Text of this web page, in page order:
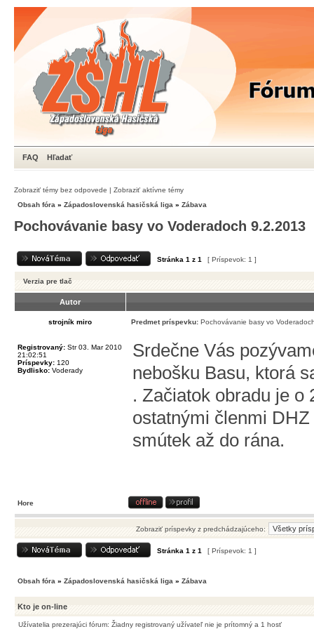
FAQ Hľadať
Zobraziť témy bez odpovede | Zobraziť aktívne témy
Obsah fóra » Západoslovenská hasičská liga » Zábava
Pochovávanie basy vo Voderadoch 9.2.2013
Stránka 1 z 1 [ Príspevok: 1 ]
Verzia pre tlač
Autor
strojník miro Predmet príspevku: Pochovávanie basy vo
Registrovaný: Str 03. Mar 2010
21:02:51
Príspevky: 120
Bydlisko: Voderady
Srdečne Vás
nebošku Basu, ktorá
. Začiatok obradu je o
ostatnými členmi
smútek až do rána.
Hore
Zobraziť príspevky z predchádzajúceho:
Stránka 1 z 1 [ Príspevok: 1 ]
Obsah fóra » Západoslovenská hasičská liga » Zábava
Kto je on-line
Užívatelia prezerajúci fórum: Žiadny registrovaný užívateľ nie je prítomný a 1 hosť